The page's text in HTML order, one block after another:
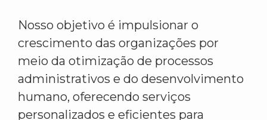
Nosso objetivo é impulsionar o
crescimento das organizações por
meio da otimização de processos
administrativos e do desenvolvimento
humano, oferecendo serviços
personalizados e eficientes para